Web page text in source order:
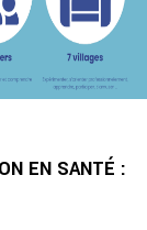
EN SANTÉ :